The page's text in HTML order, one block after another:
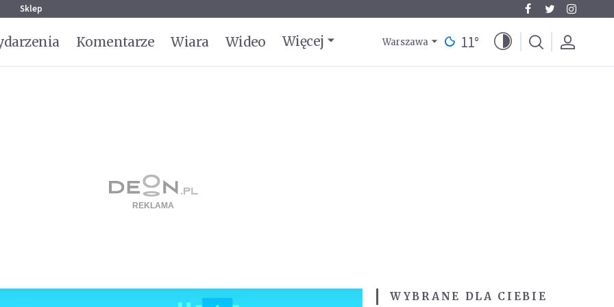
Sklep
Komentarze Wiara Wideo Więcej Warszawa 11°
WYBRANE DLA CIEBIE